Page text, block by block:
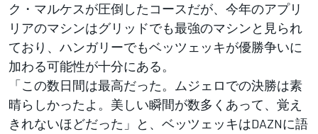
ク・マルケスが圧倒したコースだが、今年のアプリ
リアのマシンはグリッドでも最強のマシンと見られ
ており、ハンガリーでもベッツェッキが優勝争いに
加わる可能性が十分にある。
「この数日間は最高だった。ムジェロでの決勝は素
晴らしかったよ。美しい瞬間が数多くあって、覚え
きれないほどだった」と、ベッツェッキはDAZNに語